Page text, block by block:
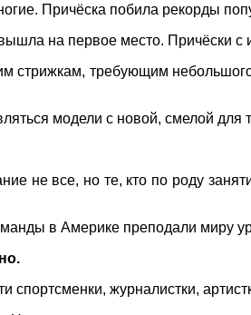
Причёска побила рекорды
на первое место. Причёски с
стрижкам, требующим
модели с новой, смелой для
не все, но те, кто по роду
в Америке преподали миру
спортсменки, журналистки,